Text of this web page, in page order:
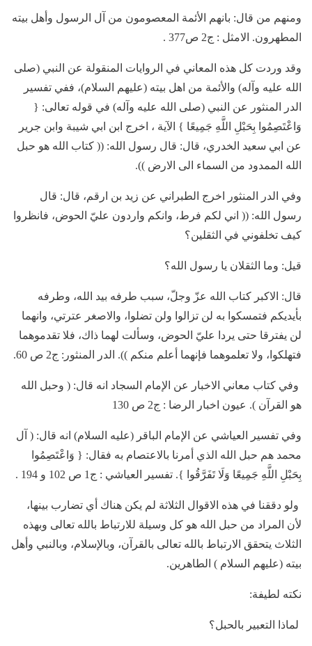
ومنهم من قال: بانهم الأئمة المعصومون من آل الرسول وأهل بيته
المطهرون. الامثل : ج2 ص377 .
وقد وردت كل هذه المعاني في الروايات المنقولة عن النبي (صلى
الله عليه وآله) والأئمة من اهل بيته (عليهم السلام)، ففي تفسير
الدر المنثور عن النبي (صلى الله عليه وآله) في قوله تعالى: {
وَاعْتَصِمُوا بِحَبْلِ اللَّهِ جَمِيعًا } الآية ، اخرج ابن ابي شيبة وابن جرير
عن ابي سعيد الخدري، قال: قال رسول الله: (( كتاب الله هو حبل
الله الممدود من السماء الى الارض )).
وفي الدر المنثور اخرج الطبراني عن زيد بن ارقم، قال: قال
رسول الله: (( اني لكم فرط، وانكم واردون عليّ الحوض، فانظروا
كيف تخلفوني في الثقلين؟
قيل: وما الثقلان يا رسول الله؟
قال: الاكبر كتاب الله عزّ وجلّ، سبب طرفه بيد الله، وطرفه
بأيديكم فتمسكوا به لن تزالوا ولن تضلوا، والاصغر عترتي، وانهما
لن يفترقا حتى يردا عليّ الحوض، وسألت لهما ذاك، فلا تقدموهما
فتهلكوا، ولا تعلموهما فإنهما أعلم منكم )). الدر المنثور: ج2 ص 60.
وفي كتاب معاني الاخبار عن الإمام السجاد انه قال: ( وحبل الله
هو القرآن ). عيون اخبار الرضا : ج2 ص 130
وفي تفسير العياشي عن الإمام الباقر (عليه السلام) انه قال: ( آل
محمد هم حبل الله الذي أمرنا بالاعتصام به فقال: { وَاعْتَصِمُوا
بِحَبْلِ اللَّهِ جَمِيعًا وَلَا تَفَرَّقُوا }. تفسير العياشي : ج1 ص 102 و 194 .
ولو دققنا في هذه الاقوال الثلاثة لم يكن هناك أي تضارب بينها،
لأن المراد من حبل الله هو كل وسيلة للارتباط بالله تعالى وبهذه
الثلاث يتحقق الارتباط بالله تعالى بالقرآن، وبالإسلام، وبالنبي وأهل
بيته (عليهم السلام ) الطاهرين.
نكته لطيفة:
لماذا التعبير بالحبل؟